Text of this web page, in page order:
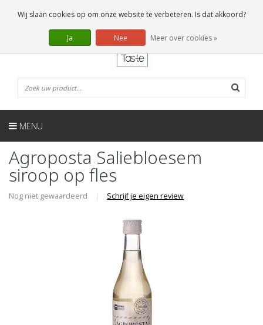
0 Artikelen
NL
MENU
Agroposta Saliebloesem
siroop op fles
Nog niet gewaardeerd | Schrijf je eigen review
Wij slaan cookies op om onze website te verbeteren. Is dat akkoord?
Ja Nee Meer over cookies »